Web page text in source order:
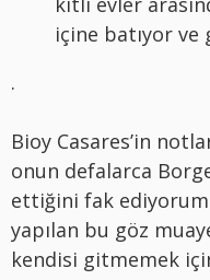
içine batıyor ve
.
Bioy Casares’in
onun defalarca
ettiğini fak
yapılan bu göz
kendisi gitmemek